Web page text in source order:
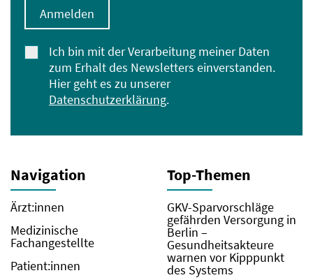
Ich bin mit der Verarbeitung meiner Daten
zum Erhalt des Newsletters einverstanden.
Hier geht es zu unserer
Datenschutzerklärung.
Anmelden
Navigation
Ärzt:innen
Medizinische
Fachangestellte
Patient:innen
Top-Themen
GKV-Sparvorschläge
gefährden Versorgung in
Berlin –
Gesundheitsakteure
warnen vor Kipppunkt
des Systems